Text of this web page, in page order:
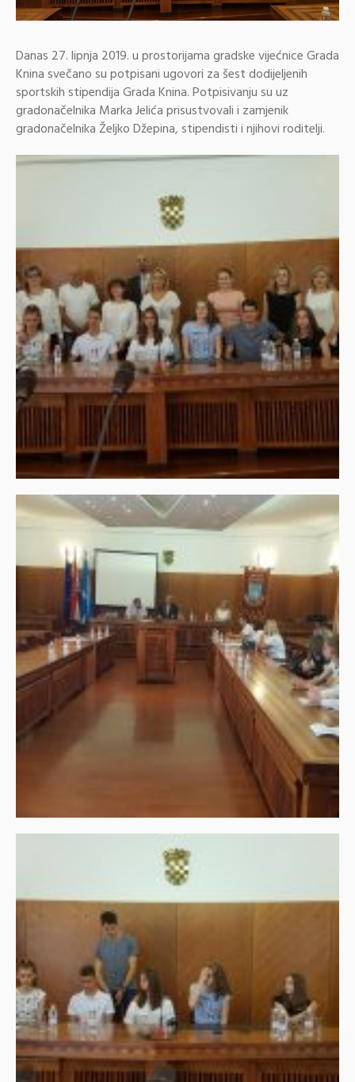
Danas 27. lipnja 2019. u prostorijama gradske vijećnice Grada
Knina svečano su potpisani ugovori za šest dodijeljenih
sportskih stipendija Grada Knina. Potpisivanju su uz
gradonačelnika Marka Jelića prisustvovali i zamjenik
gradonačelnika Željko Džepina, stipendisti i njihovi roditelji.